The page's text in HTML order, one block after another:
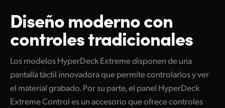
Diseño moderno con
controles tradicionales
Los modelos HyperDeck Extreme disponen de una
pantalla táctil innovadora que permite controlarlos y ver
el material grabado. Por su parte, el panel HyperDeck
Extreme Control es un accesorio que ofrece controles